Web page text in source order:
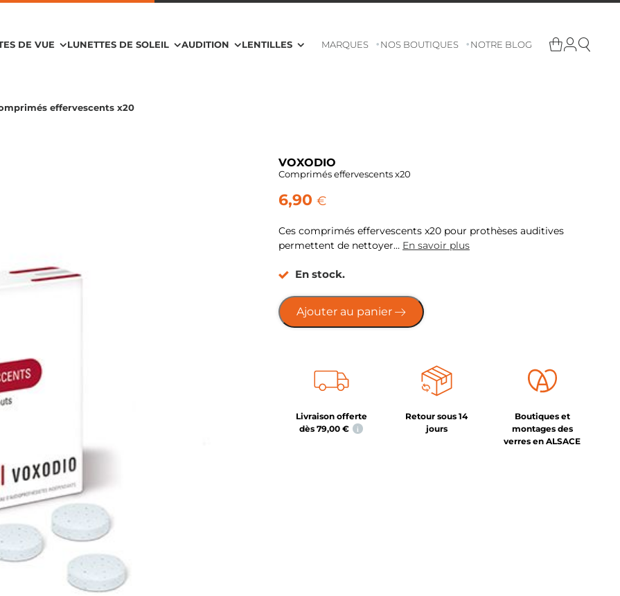
DE VUE LUNETTES DE SOLEIL AUDITION LENTILLES MARQUES NOS BOUTIQUES NOTRE BLOG
effervescents x20
VOXODIO
Comprimés effervescents x20
6,90 €
Ces comprimés effervescents x20 pour prothèses auditives
permettent de nettoyer… En savoir plus
En stock.
Ajouter au panier
Livraison offerte
dès79,00€ i
Retour sous 14
jours
Boutiques et
montages des
verres en ALSACE